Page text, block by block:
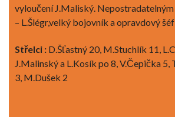
vyloučení J.Maliský.
– L.Šlégr,velký bojovník a opravdový
Střelci : D.Šťastný 20, M.Stuchlík 11,
J.Malinský a L.Kosík po 8, V.Čepička 5,
3, M.Dušek 2